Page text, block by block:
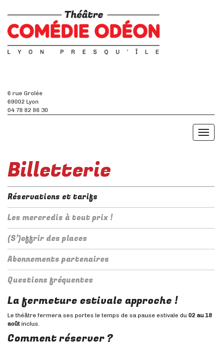
6 rue Grolée
69002 Lyon
04 78 82 86 30
Toggle
Billetterie
Réservations et tarifs
Les mercredis à tout prix !
(S’)offrir des places
Abonnements partenaires
Questions fréquentes
La fermeture estivale approche !
Le théâtre fermera ses portes le temps de sa pause estivale du 02 au 18
août inclus.
Comment réserver ?